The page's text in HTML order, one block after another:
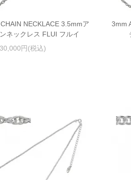
NECKLACE 3.5mmア
ネックレス FLUI フルイ
30,000円(税込)
3mm